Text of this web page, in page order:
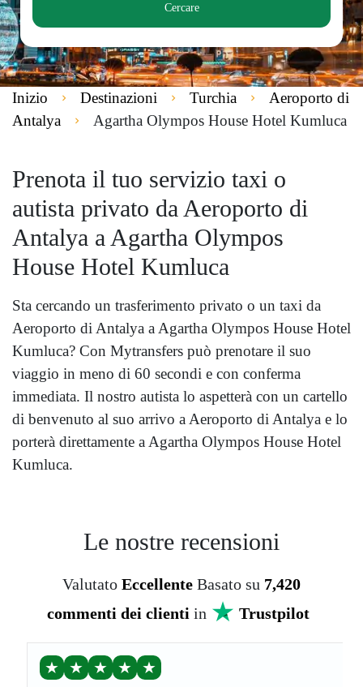
Cercare
Inizio Destinazioni Turchia
Aeroporto di
Antalya
Agartha Olympos House Hotel Kumluca
Prenota il tuo servizio taxi o
autista privato da Aeroporto di
Antalya a Agartha Olympos
House Hotel Kumluca
Sta cercando un trasferimento privato o un taxi da
Aeroporto di Antalya a Agartha Olympos House Hotel
Kumluca? Con Mytransfers può prenotare il suo
viaggio in meno di 60 secondi e con conferma
immediata. Il nostro autista lo aspetterà con un cartello
di benvenuto al suo arrivo a Aeroporto di Antalya e lo
porterà direttamente a Agartha Olympos House Hotel
Kumluca.
Le nostre recensioni
Valutato Eccellente Basato su 7,420
commenti dei clienti in Trustpilot
★ ★ ★ ★ ★